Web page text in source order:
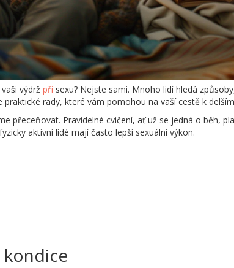
výdrž při sexu? Nejste sami. Mnoho lidí hledá
rady, které vám pomohou na vaší cestě k
přeceňovat. Pravidelné cvičení, ať už se jedná o běh,
aktivní lidé mají často lepší sexuální výkon.